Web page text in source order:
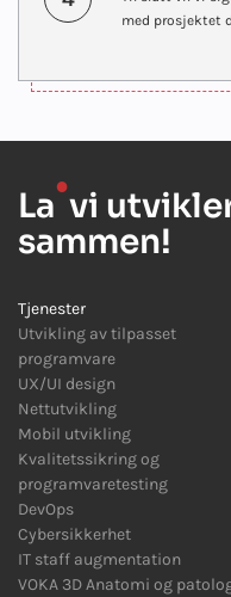
med prosjektet
La●vi
sammen!
Tjenester
Utvikling av tilpasset
programvare
UX/UI design
Nettutvikling
Mobil utvikling
Kvalitetssikring og
programvaretesting
DevOps
Cybersikkerhet
IT staff augmentation
VOKA 3D Anatomi og